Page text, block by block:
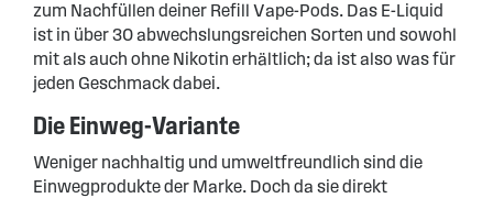
zum Nachfüllen deiner Refill Vape-Pods. Das E-Liquid
ist in über 30 abwechslungsreichen Sorten und sowohl
mit als auch ohne Nikotin erhältlich; da ist also was für
jeden Geschmack dabei.
Die Einweg-Variante
Weniger nachhaltig und umweltfreundlich sind die
Einwegprodukte der Marke. Doch da sie direkt